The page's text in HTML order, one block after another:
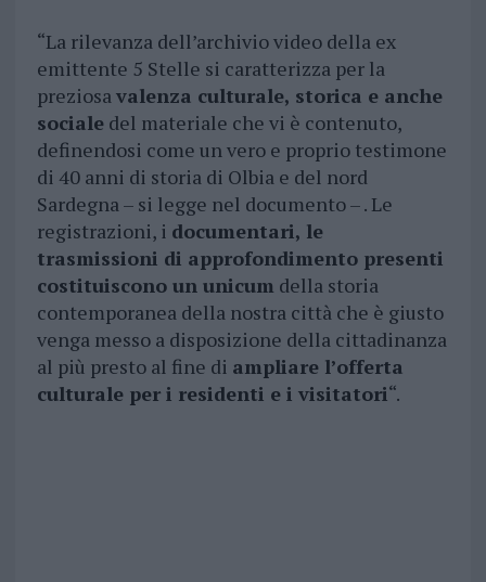
“La rilevanza dell’archivio video della ex
emittente 5 Stelle si caratterizza per la
preziosavalenza culturale, storica e anche
socialedel materiale che vi è contenuto,
definendosi come un vero e proprio testimone
di 40 anni di storia di Olbia e del nord
Sardegna – si legge nel documento – . Le
registrazioni, i documentari, le
trasmissioni di approfondimento presenti
costituiscono un unicum della storia
contemporanea della nostra città che è giusto
venga messo a disposizione della cittadinanza
al più presto al fine di ampliare l’offerta
culturale per i residenti e i visitatori“.